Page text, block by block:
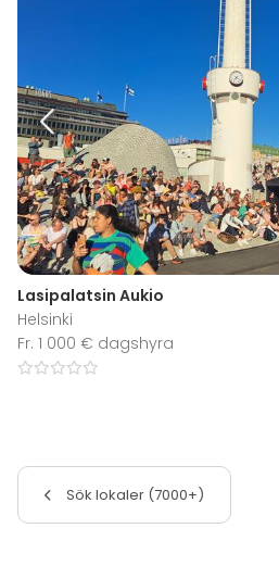
Lasipalatsin Aukio
Helsinki
Fr. 1 000 € dagshyra
Sök lokaler (7000+)